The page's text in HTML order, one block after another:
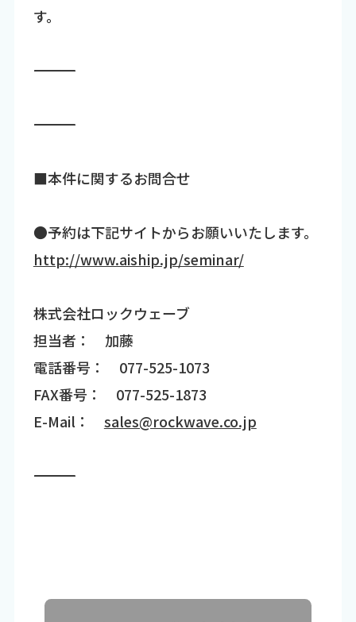
す。
―――――――――――――――――――――――――――――――――――
―――――――――――――――――――――――――――――――――――
■本件に関するお問合せ
●予約は下記サイトからお願いいたします。
http://www.aiship.jp/seminar/
株式会社ロックウェーブ
担当者： 加藤
電話番号： 077-525-1073
FAX番号： 077-525-1873
E-Mail： sales@rockwave.co.jp
―――――――――――――――――――――――――――――――――――